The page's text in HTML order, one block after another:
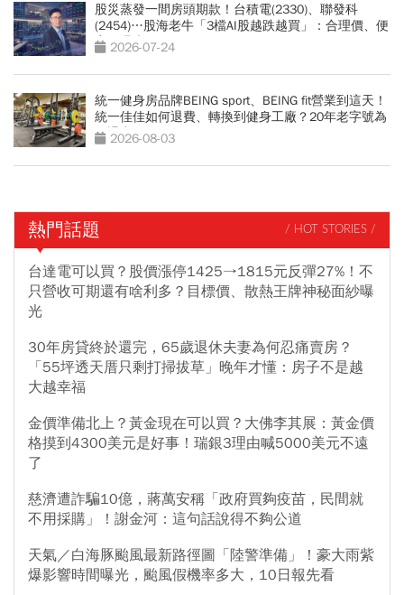
股災蒸發一間房頭期款！台積電(2330)、聯發科
(2454)…股海老牛「3檔AI股越跌越買」：合理價、便
宜價曝光
2026-07-24
統一健身房品牌BEING sport、BEING fit營業到這天！
統一佳佳如何退費、轉換到健身工廠？20年老字號為
何退出
2026-08-03
熱門話題 / HOT STORIES /
台達電可以買？股價漲停1425→1815元反彈27%！不
只營收可期還有啥利多？目標價、散熱王牌神秘面紗曝
光
30年房貸終於還完，65歲退休夫妻為何忍痛賣房？
「55坪透天厝只剩打掃拔草」晚年才懂：房子不是越
大越幸福
金價準備北上？黃金現在可以買？大佛李其展：黃金價
格摸到4300美元是好事！瑞銀3理由喊5000美元不遠
了
慈濟遭詐騙10億，蔣萬安稱「政府買夠疫苗，民間就
不用採購」！謝金河：這句話說得不夠公道
天氣／白海豚颱風最新路徑圖「陸警準備」！豪大雨紫
爆影響時間曝光，颱風假機率多大，10日報先看